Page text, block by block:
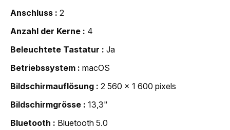
Anschluss
2
Anzahl der Kerne
4
Beleuchtete Tastatur
Ja
Betriebssystem
macOS
Bildschirmauflösung
2 560 x 1 600 pixels
Bildschirmgrösse
13,3"
Bluetooth
Bluetooth 5.0